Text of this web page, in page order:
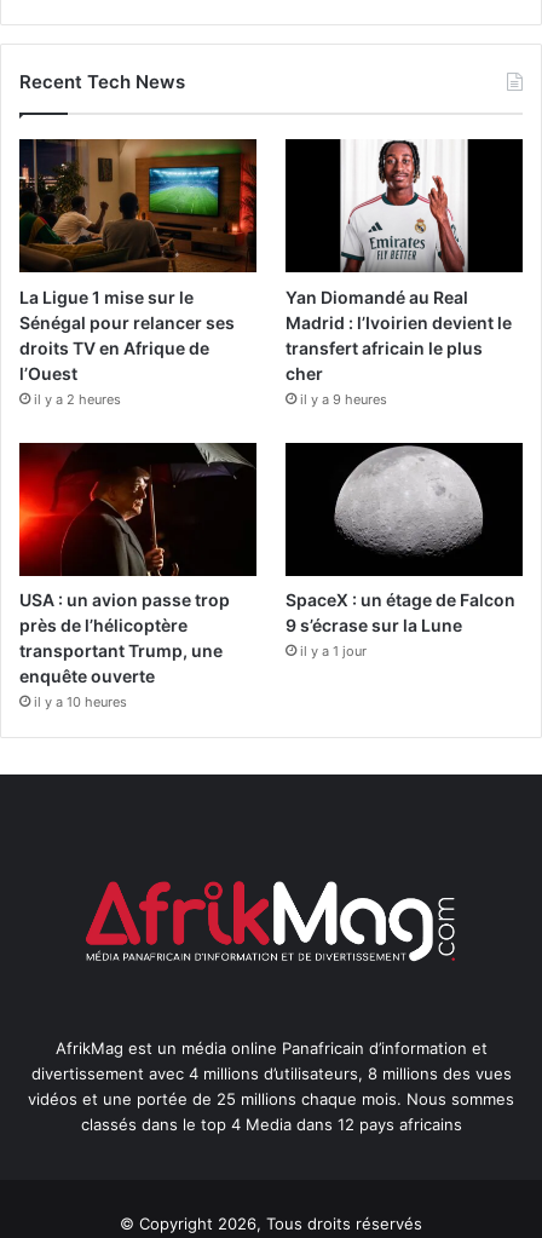
Recent Tech News
La Ligue 1 mise sur le
Sénégal pour relancer ses
droits TV en Afrique de
l’Ouest
il y a 2 heures
Yan Diomandé au Real
Madrid : l’Ivoirien devient le
transfert africain le plus
cher
il y a 9 heures
USA : un avion passe trop
près de l’hélicoptère
transportant Trump, une
enquête ouverte
il y a 10 heures
SpaceX : un étage de Falcon
9 s’écrase sur la Lune
il y a 1 jour
AfrikMag est un média online Panafricain d’information et
divertissement avec 4 millions d’utilisateurs, 8 millions des vues
vidéos et une portée de 25 millions chaque mois. Nous sommes
classés dans le top 4 Media dans 12 pays africains
© Copyright 2026, Tous droits réservés